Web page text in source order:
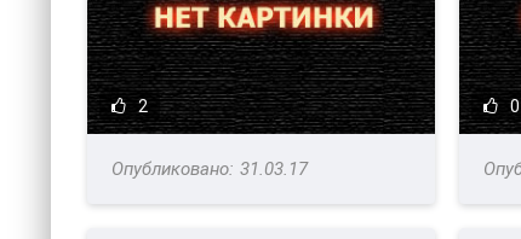
2
31.03.17
0